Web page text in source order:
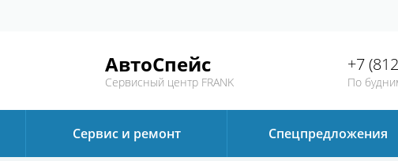
АвтоСпейс
Сервисный центр FRANK
+7
По
Сервис и ремонт Спецпредложения